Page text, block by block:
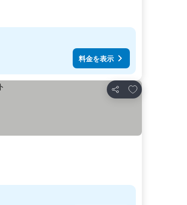
料金を表示
シェア
お気に入りに追加